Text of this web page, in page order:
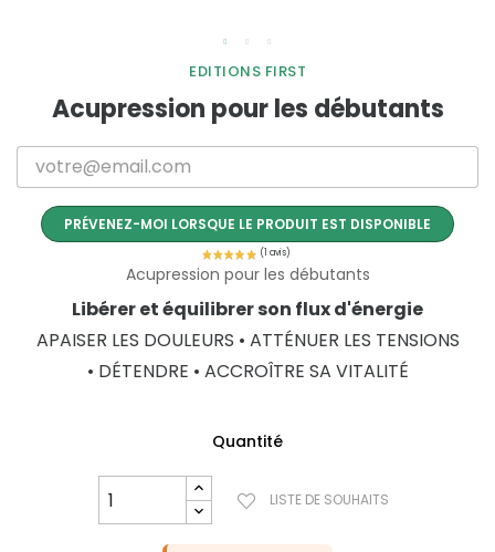
EDITIONS FIRST
Acupression pour les débutants
PRÉVENEZ-MOI LORSQUE LE PRODUIT EST DISPONIBLE
Acupression pour les débutants
Libérer et équilibrer son flux d'énergie
APAISER LES DOULEURS • ATTÉNUER LES TENSIONS
• DÉTENDRE • ACCROÎTRE SA VITALITÉ
Quantité
LISTE DE SOUHAITS